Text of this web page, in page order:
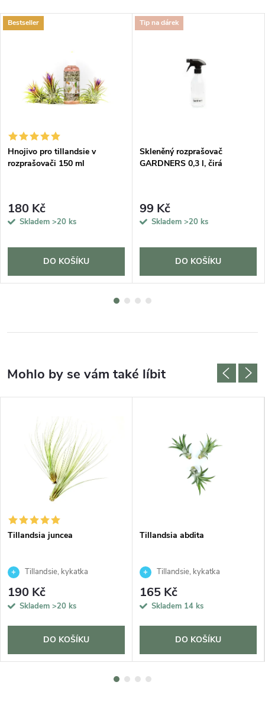
Bestseller
Hnojivo pro tillandsie v
rozprašovači 150 ml
180 Kč
Skladem >20 ks
DO KOŠÍKU
Tip na dárek
Skleněný rozprašovač
GARDNERS 0,3 l, čirá
99 Kč
Skladem >20 ks
DO KOŠÍKU
Tillandsia juncea
Tillandsie, kykatka
190 Kč
Skladem >20 ks
DO KOŠÍKU
Tillandsia abdita
Tillandsie, kykatka
165 Kč
Skladem 14 ks
DO KOŠÍKU